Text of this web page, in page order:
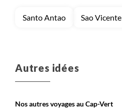
Santo Antao Sao Vicente
Autres idées
Nos autres voyages au Cap-Vert